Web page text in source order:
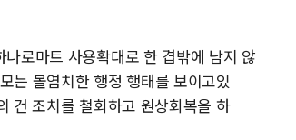
로마트 사용확대로 한 겹밖에 남지 않
는 몰염치한 행정 행태를 보이고있
건 조치를 철회하고 원상회복을 하